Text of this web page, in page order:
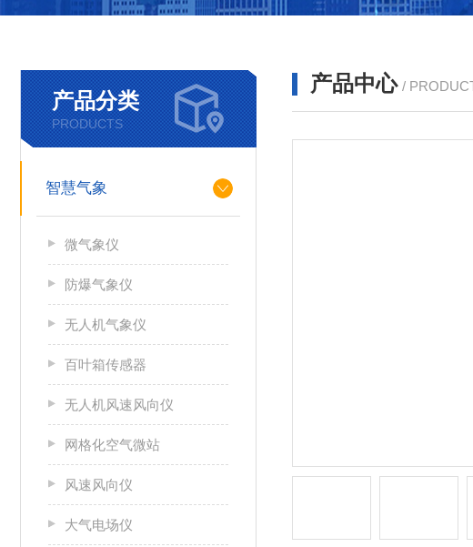
产品分类
PRODUCTS
智慧气象
微气象仪
防爆气象仪
无人机气象仪
百叶箱传感器
无人机风速风向仪
网格化空气微站
风速风向仪
大气电场仪
产品中心 /